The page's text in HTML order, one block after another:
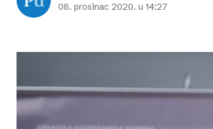
08. prosinac 2020. u 14:27